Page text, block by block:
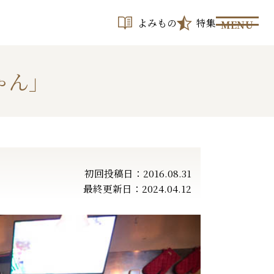
よみもの 特集 MENU
」
初回投稿日：2016.08.31
最終更新日：2024.04.12